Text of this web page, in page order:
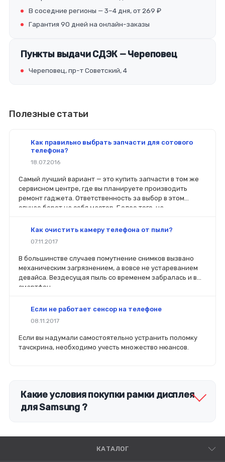
В соседние регионы — 3–4 дня, от 269 ₽
Гарантия 90 дней на онлайн-заказы
Пункты выдачи СДЭК — Череповец
Череповец, пр-т Советский, 4
Полезные статьи
Как правильно выбрать запчасти для сотового
телефона?
18.07.2016
Самый лучший вариант — это купить запчасти в том же
сервисном центре, где вы планируете производить
ремонт гаджета. Ответственность за выбор в этом
случае берет на себя мастер. Более того, на
вы планируете делать ремонт самостоятельно, то выбор
перед покупкой нового модуля старый был в руках. Так
легче сориентироваться в разъемах, элементах
крепления, электрических параметрах и прочих
характеристиках.
Как очистить камеру телефона от пыли?
07.11.2017
В большинстве случаев помутнение снимков вызвано
механическим загрязнением, а вовсе не устареванием
девайса. Вездесущая пыль со временем забралась и в
смартфон.
Если не работает сенсор на телефоне
08.11.2017
Если вы надумали самостоятельно устранить поломку
тачскрина, необходимо учесть множество нюансов.
Какие условия покупки рамки дисплея
для Samsung ?
КАТАЛОГ